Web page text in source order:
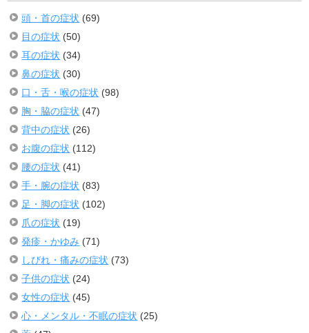
頭・首の症状 (69)
目の症状 (50)
耳の症状 (34)
鼻の症状 (30)
口・舌・喉の症状 (98)
胸・脇の症状 (47)
背中の症状 (26)
お腹の症状 (112)
腰の症状 (41)
手・腕の症状 (83)
足・脚の症状 (102)
爪の症状 (19)
発疹・かゆみ (71)
しびれ・痛みの症状 (73)
子供の症状 (24)
女性の症状 (45)
心・メンタル・不眠の症状 (25)